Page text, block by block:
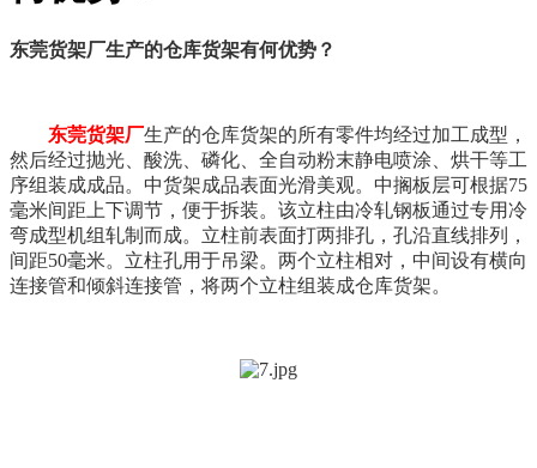
东莞货架厂生产的仓库货架有何优势？
东莞货架厂生产的仓库货架的所有零件均经过加工成型，
然后经过抛光、酸洗、磷化、全自动粉末静电喷涂、烘干等工
序组装成成品。中货架成品表面光滑美观。中搁板层可根据75
毫米间距上下调节，便于拆装。该立柱由冷轧钢板通过专用冷
弯成型机组轧制而成。立柱前表面打两排孔，孔沿直线排列，
间距50毫米。立柱孔用于吊梁。两个立柱相对，中间设有横向
连接管和倾斜连接管，将两个立柱组装成仓库货架。